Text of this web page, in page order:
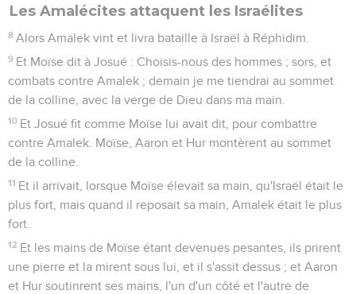
Les Amalécites attaquent les Israélites
8 Alors Amalek vint et livra bataille à Israël à Réphidim.
9 Et Moïse dit à Josué : Choisis-nous des hommes ; sors, et
combats contre Amalek ; demain je me tiendrai au sommet
de la colline, avec la verge de Dieu dans ma main.
10 Et Josué fit comme Moïse lui avait dit, pour combattre
contre Amalek. Moïse, Aaron et Hur montèrent au sommet
de la colline.
11 Et il arrivait, lorsque Moïse élevait sa main, qu'Israël était le
plus fort, mais quand il reposait sa main, Amalek était le plus
fort.
12 Et les mains de Moïse étant devenues pesantes, ils prirent
une pierre et la mirent sous lui, et il s'assit dessus ; et Aaron
et Hur soutinrent ses mains, l'un d'un côté et l'autre de